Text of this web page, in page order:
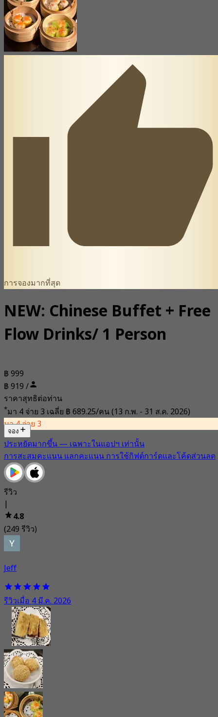
การจองมากที่สุด
NEW: Chinese Buffet + Free
Flow Drinks/ 1 Person
฿ 999
฿ 919 /
ราคาสุทธิต่อท่าน
*มา 4 จ่าย 3 เฉลี่ย ฿ 689.25/คน(13 ก.พ. - 31 ส.ค. 2026)
มา 4 จ่าย 3
จอง
ประหยัดมากขึ้น — เฉพาะในแอปฯ เท่านั้น
การสะสมคะแนน แลกคะแนน การใช้กิฟต์การ์ดและโค้ดส่วนลด
รีวิว
|
4.8
(249 รีวิว)
Jeff
รีวิวเมื่อ 4 มี.ค. 2026